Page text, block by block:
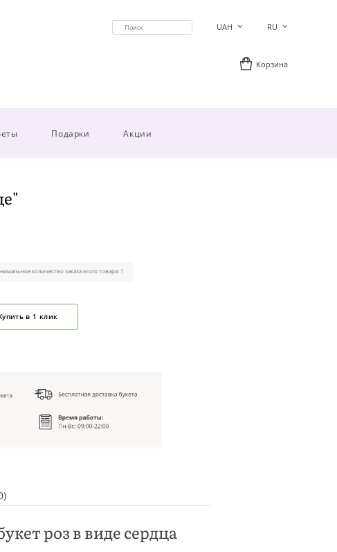
UAH RU
Корзина
Подарки Акции
количество заказа этого товара: 1
в 1 клик
роз в виде сердца